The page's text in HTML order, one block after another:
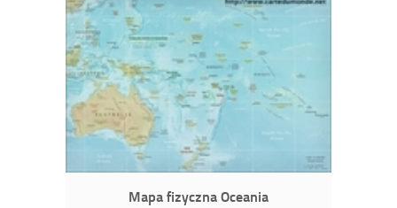
Mapa fizyczna Oceania